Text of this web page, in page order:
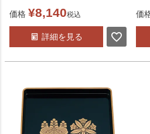
価格 ¥8,140税込
詳細を見る
価